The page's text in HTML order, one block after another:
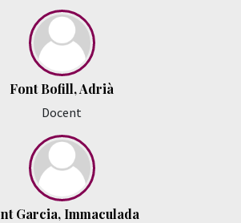
Font Bofill, Adrià
Docent
Garcia, Immaculada